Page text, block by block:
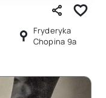
Fryderyka
Chopina 9a